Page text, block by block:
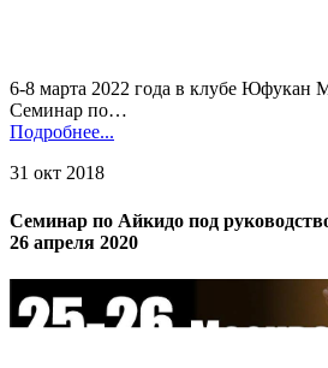
6-8 марта 2022 года в клубе Юфукан
Семинар по…
Подробнее...
31 окт 2018
Семинар по Айкидо под
26 апреля 2020